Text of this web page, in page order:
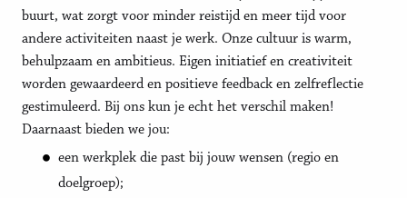
buurt, wat zorgt voor minder reistijd en meer tijd voor
andere activiteiten naast je werk. Onze cultuur is warm,
behulpzaam en ambitieus. Eigen initiatief en creativiteit
worden gewaardeerd en positieve feedback en zelfreflectie
gestimuleerd. Bij ons kun je echt het verschil maken!
Daarnaast bieden we jou:
een werkplek die past bij jouw wensen (regio en
doelgroep);